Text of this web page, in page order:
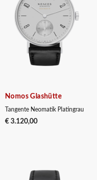
Nomos Glashütte
Tangente Neomatik Platingrau
€ 3.120,00